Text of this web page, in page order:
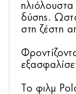
δύσης.
στη ζέστη
Το φιλμ